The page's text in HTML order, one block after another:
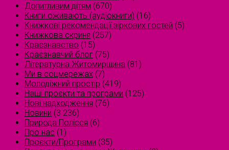
Допитливим дітям (670)
Книги оживають (аудіокниги) (16)
Книжкові рекомендації зіркових гостей (5)
Книжкова скриня (257)
Краєзнавство (15)
Краєзнавчий блог (75)
Літературна Житомирщина (81)
Ми в соцмережах (7)
Молодіжний простір (419)
Наші проєкти та програми (125)
Нові надходження (76)
Новини (3 236)
Природа Полісся (6)
Про нас (1)
Проєкти/Програми (35)